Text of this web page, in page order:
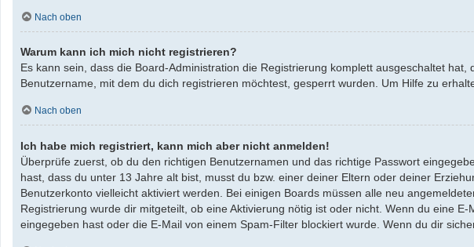
Nach oben
Warum kann ich mich nicht registrieren?
Es kann sein, dass die Board-Administration die Registrierung komplett ausgeschaltet
Benutzername, mit dem du dich registrieren möchtest, gesperrt wurden. Um Hilfe zu
Nach oben
Ich habe mich registriert, kann mich aber nicht anmelden!
Überprüfe zuerst, ob du den richtigen Benutzernamen und das richtige Passwort
hast, dass du unter 13 Jahre alt bist, musst du bzw. einer deiner Eltern oder deiner
Benutzerkonto vielleicht aktiviert werden. Bei einigen Boards müssen alle neu
Registrierung wurde dir mitgeteilt, ob eine Aktivierung nötig ist oder nicht. Wenn du eine
eingegeben hast oder die E-Mail von einem Spam-Filter blockiert wurde. Wenn du dir